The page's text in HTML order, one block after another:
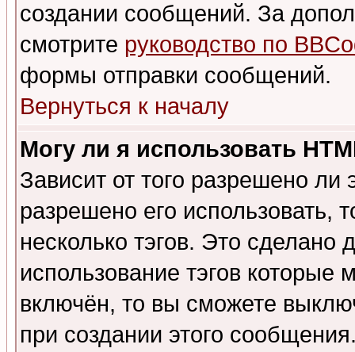
создании сообщений. За
смотрите руководство по
формы отправки сообщений.
Вернуться к началу
Могу ли я использовать
Зависит от того разрешено
разрешено его использовать,
несколько тэгов. Это сделано
использование тэгов
включён, то вы сможете
при создании этого